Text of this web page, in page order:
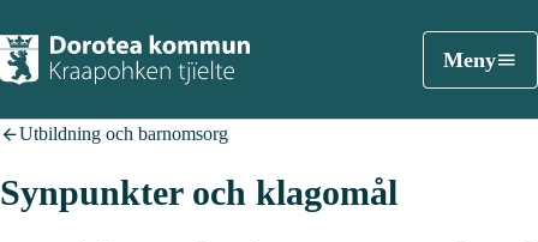
Meny
Utbildning och barnomsorg
Synpunkter och klagomål